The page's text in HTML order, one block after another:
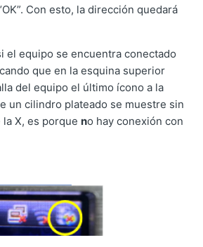
Con esto, la dirección quedará
el equipo se encuentra conectado
que en la esquina superior
del equipo el último ícono a la
un cilindro plateado se muestre sin
la X, es porque no hay conexión con